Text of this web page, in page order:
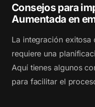
Consejos para
Aumentada en
La integración exitosa
requiere una
Aquí tienes algunos
para facilitar el